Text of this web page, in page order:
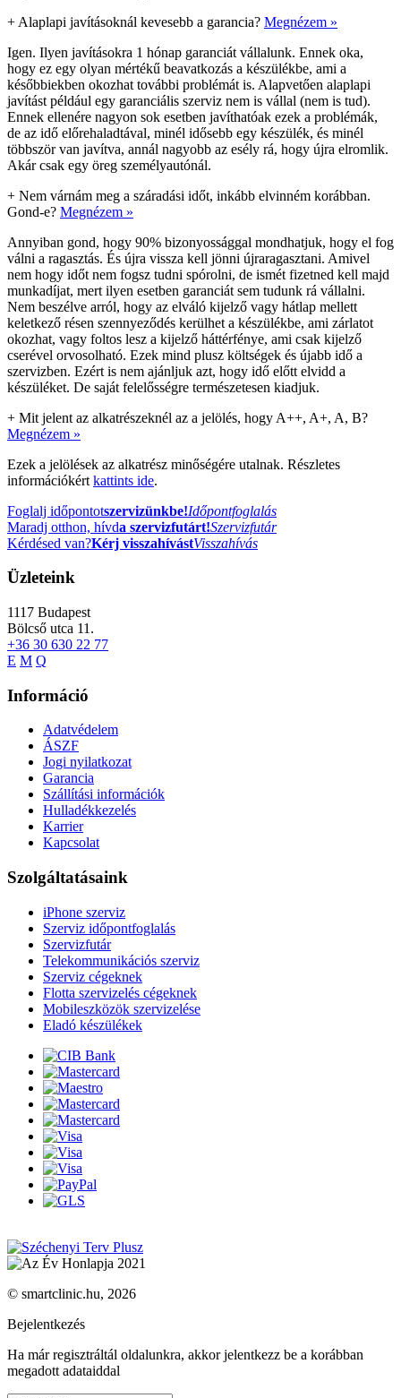
+ Alaplapi javításoknál kevesebb a garancia? Megnézem »
Igen. Ilyen javításokra 1 hónap garanciát vállalunk. Ennek oka,
hogy ez egy olyan mértékű beavatkozás a készülékbe, ami a
későbbiekben okozhat további problémát is. Alapvetően alaplapi
javítást például egy garanciális szerviz nem is vállal (nem is tud).
Ennek ellenére nagyon sok esetben javíthatóak ezek a problémák,
de az idő előrehaladtával, minél idősebb egy készülék, és minél
többször van javítva, annál nagyobb az esély rá, hogy újra elromlik.
Akár csak egy öreg személyautónál.
+ Nem várnám meg a száradási időt, inkább elvinném korábban.
Gond-e? Megnézem »
Annyiban gond, hogy 90% bizonyossággal mondhatjuk, hogy el fog
válni a ragasztás. És újra vissza kell jönni újraragasztani. Amivel
nem hogy időt nem fogsz tudni spórolni, de ismét fizetned kell majd
munkadíjat, mert ilyen esetben garanciát sem tudunk rá vállalni.
Nem beszélve arról, hogy az elváló kijelző vagy hátlap mellett
keletkező résen szennyeződés kerülhet a készülékbe, ami zárlatot
okozhat, vagy foltos lesz a kijelző háttérfénye, ami csak kijelző
cserével orvosolható. Ezek mind plusz költségek és újabb idő a
szervizben. Ezért is nem ajánljuk azt, hogy idő előtt elvidd a
készüléket. De saját felelősségre természetesen kiadjuk.
+ Mit jelent az alkatrészeknél az a jelölés, hogy A++, A+, A, B?
Megnézem »
Ezek a jelölések az alkatrész minőségére utalnak. Részletes
információkért kattints ide.
Foglalj időpontotszervizünkbe!Időpontfoglalás
Maradj otthon, hívda szervizfutárt!Szervizfutár
Kérdésed van?Kérj visszahívástVisszahívás
Üzleteink
1117 Budapest
Bölcső utca 11.
+36 30 630 22 77
E M Q
Információ
Adatvédelem
ÁSZF
Jogi nyilatkozat
Garancia
Szállítási információk
Hulladékkezelés
Karrier
Kapcsolat
Szolgáltatásaink
iPhone szerviz
Szerviz időpontfoglalás
Szervizfutár
Telekommunikációs szerviz
Szerviz cégeknek
Flotta szervizelés cégeknek
Mobileszközök szervizelése
Eladó készülékek
© smartclinic.hu, 2026
Bejelentkezés
Ha már regisztráltál oldalunkra, akkor jelentkezz be a korábban
megadott adataiddal